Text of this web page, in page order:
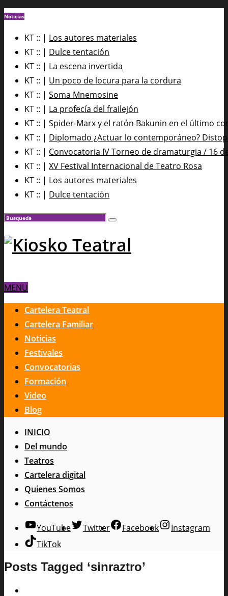
Noticias
KT :: | Los autores materiales
KT :: | Dulce tentación
KT :: | La escena invertida
KT :: | Un poco de locura para la cordura
KT :: | Soma Mnemosine
KT :: | La profecía del frailejón
KT :: | Spider-Marx y el ratón Bakunin en el último
KT :: | Diplomado ¿Actuar lo contemporáneo?
KT :: | Convocatoria IV Torneo de dramaturgia / 16
KT :: | XV Festival Internacional de Teatro Rosa
KT :: | Los autores materiales
KT :: | Dulce tentación
MENU
Cartelera Teatral
Cartelera Familiar
Noticias
Festivales
Convocatorias
Formación
Video
Blog
INICIO
Del mundo
Teatros
Cartelera digital
Quienes Somos
Contáctenos
YouTube Twitter Facebook
Instagram
TikTok
Posts Tagged ‘sinraztro’